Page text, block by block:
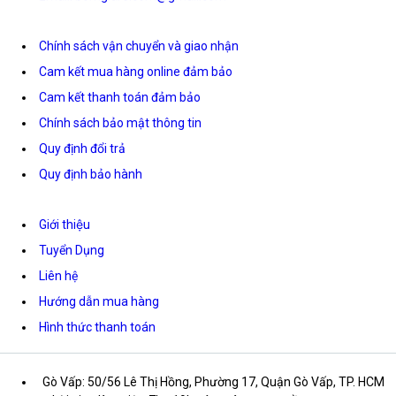
Chính sách vận chuyển và giao nhận
Cam kết mua hàng online đảm bảo
Cam kết thanh toán đảm bảo
Chính sách bảo mật thông tin
Quy định đổi trả
Quy định bảo hành
Giới thiệu
Tuyển Dụng
Liên hệ
Hướng dẫn mua hàng
Hình thức thanh toán
Gò Vấp: 50/56 Lê Thị Hồng, Phường 17, Quận Gò Vấp, TP. HCM